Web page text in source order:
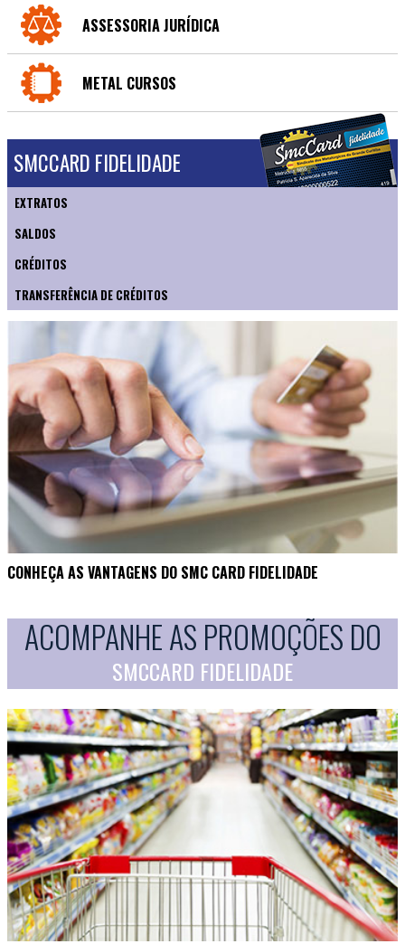
ASSESSORIA JURÍDICA
METAL CURSOS
SMCCARD FIDELIDADE
EXTRATOS
SALDOS
CRÉDITOS
TRANSFERÊNCIA DE CRÉDITOS
CONHEÇA AS VANTAGENS DO SMC CARD FIDELIDADE
ACOMPANHE AS PROMOÇÕES DO
SMCCARD FIDELIDADE